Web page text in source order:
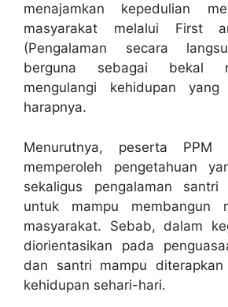
menajamkan kepedulian
masyarakat melalui First
(Pengalaman secara
berguna sebagai bekal
mengulangi kehidupan
harapnya.
Menurutnya, peserta PPM
memperoleh pengetahuan
sekaligus pengalaman
untuk mampu membangun
masyarakat. Sebab, dalam
diorientasikan pada
dan santri mampu
kehidupan sehari-hari.